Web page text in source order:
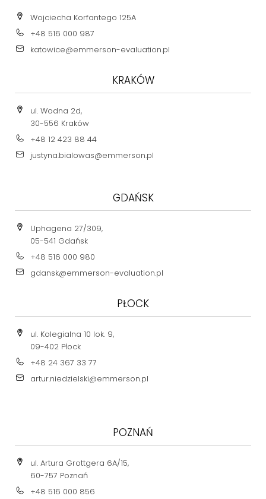
Wojciecha Korfantego 125A
+48 516 000 987
katowice@emmerson-evaluation.pl
KRAKÓW
ul. Wodna 2d,
30-556 Kraków
+48 12 423 88 44
justyna.bialowas@emmerson.pl
GDAŃSK
Uphagena 27/309,
05-541 Gdańsk
+48 516 000 980
gdansk@emmerson-evaluation.pl
PŁOCK
ul. Kolegialna 10 lok. 9,
09-402 Płock
+48 24 367 33 77
artur.niedzielski@emmerson.pl
POZNAŃ
ul. Artura Grottgera 6A/15,
60-757 Poznań
+48 516 000 856